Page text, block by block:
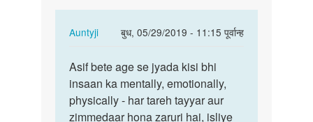
age…
Auntyji
बुध, 05/29/2019 - 11:15 पूर्वान्ह
In
to
Sex
krne
ke
Asif
bete
age
se
Asif bete age se jyada kisi bhi
insaan ka mentally, emotionally,
physically - har tareh tayyar aur
zimmedaar hona zaruri hai, isliye